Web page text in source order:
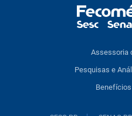
Assessoria
Pesquisas e